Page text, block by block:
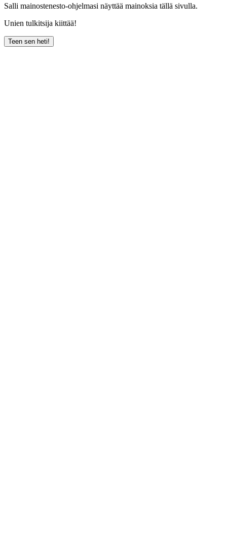
Salli mainostenesto-ohjelmasi näyttää mainoksia tällä sivulla.
Unien tulkitsija kiittää!
Teen sen heti!